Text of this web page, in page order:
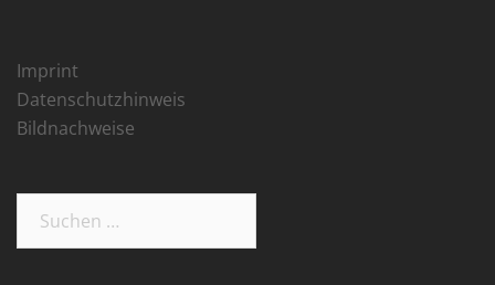
Imprint
Datenschutzhinweis
Bildnachweise
nach: